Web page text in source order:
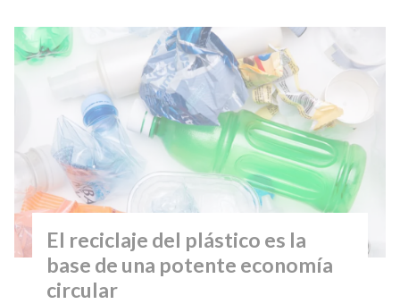
El reciclaje del plástico es la
base de una potente economía
circular